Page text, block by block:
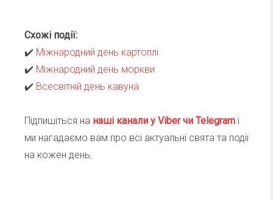
Схожі події:
✔️ Міжнародний день картоплі
✔️ Міжнародний день моркви
✔️ Всесвітній день кавуна
Підпишіться на наші канали у Viber чи Telegram і
ми нагадаємо вам про всі актуальні свята та події
на кожен день.